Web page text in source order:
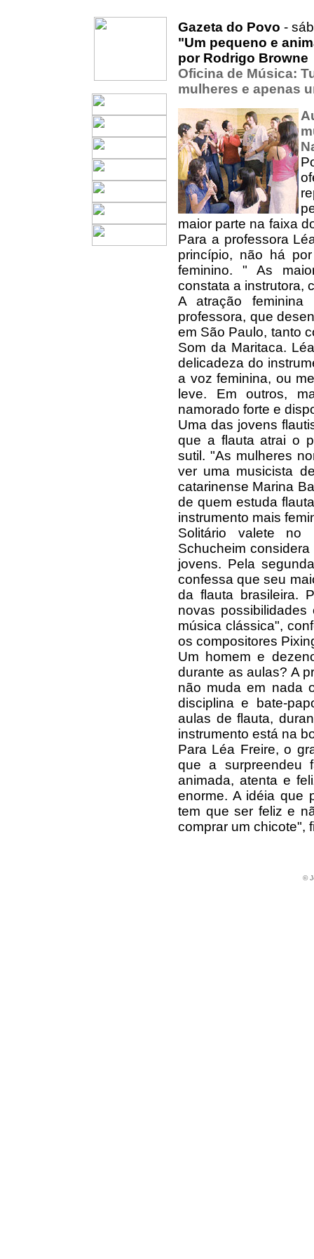
Gazeta do Povo -
"Um pequeno e
por Rodrigo Browne
Oficina de Música:
mulheres e apenas
maior parte na faixa
Para a professora
princípio, não há
feminino. " As
constata a instrutora,
A atração
professora, que
em São Paulo, tanto
Som da Maritaca.
delicadeza do
a voz feminina, ou
leve. Em outros,
namorado forte e
Uma das jovens
que a flauta atrai o
sutil. "As mulheres
ver uma musicista
catarinense Marina
de quem estuda
instrumento mais
Solitário valete no
Schucheim
jovens. Pela
confessa que seu
da flauta brasileira.
novas
música clássica",
os compositores
Um homem e
durante as aulas? A
não muda em nada
disciplina e bate-
aulas de flauta,
instrumento está na
Para Léa Freire, o
que a surpreendeu
animada, atenta e
enorme. A idéia que
tem que ser feliz e
comprar um chicote",
©